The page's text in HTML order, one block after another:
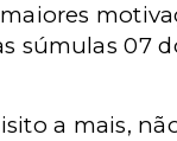
súmulas 07
a mais,